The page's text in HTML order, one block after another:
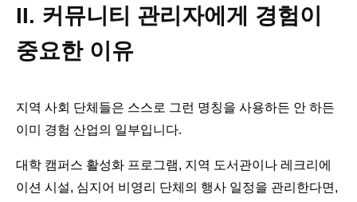
II. 커뮤니티 관리자에게 경험이
중요한 이유
지역 사회 단체들은 스스로 그런 명칭을 사용하든 안 하든
이미 경험 산업의 일부입니다.
대학 캠퍼스 활성화 프로그램, 지역 도서관이나 레크리에
이션 시설, 심지어 비영리 단체의 행사 일정을 관리한다면,